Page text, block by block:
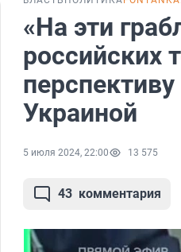
«На эти
российских
Украиной
5 июля 2024, 22:00 13 575
43 комментария